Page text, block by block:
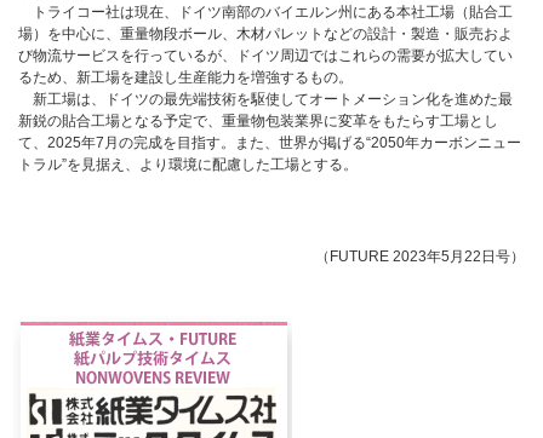
トライコー社は現在、ドイツ南部のバイエルン州にある本社工場（貼合工
場）を中心に、重量物段ボール、木材パレットなどの設計・製造・販売およ
び物流サービスを行っているが、ドイツ周辺ではこれらの需要が拡大してい
るため、新工場を建設し生産能力を増強するもの。
新工場は、ドイツの最先端技術を駆使してオートメーション化を進めた最
新鋭の貼合工場となる予定で、重量物包装業界に変革をもたらす工場とし
て、2025年7月の完成を目指す。また、世界が掲げる“2050年カーボンニュー
トラル”を見据え、より環境に配慮した工場とする。
（FUTURE 2023年5月22日号）